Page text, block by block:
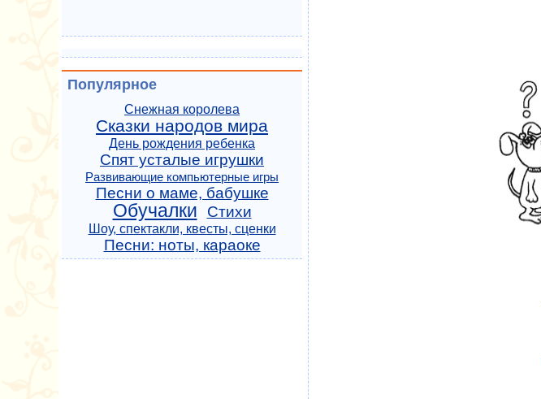
Популярное
Снежная королева
Сказки народов мира
День рождения ребенка
Спят усталые игрушки
Развивающие компьютерные игры
Песни о маме, бабушке
Обучалки Стихи
Шоу, спектакли, квесты, сценки
Песни: ноты, караоке